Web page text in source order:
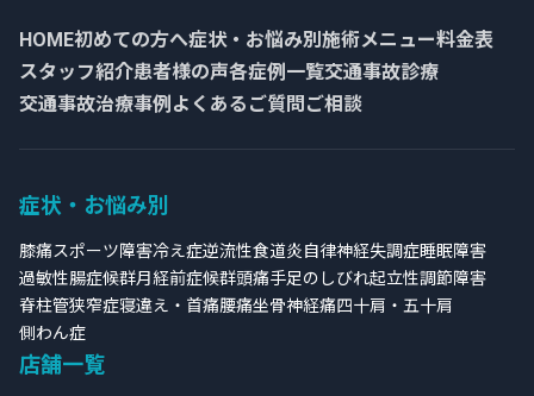
HOME初めての方へ症状・お悩み別施術メニュー料金表
スタッフ紹介患者様の声各症例一覧交通事故診療
交通事故治療事例 よくあるご質問 ご相談
症状・お悩み別
膝痛スポーツ障害冷え症逆流性食道炎自律神経失調症睡眠障害
過敏性腸症候群月経前症候群頭痛手足のしびれ起立性調節障害
脊柱管狭窄症寝違え・首痛腰痛坐骨神経痛四十肩・五十肩
側わん症
店舗一覧